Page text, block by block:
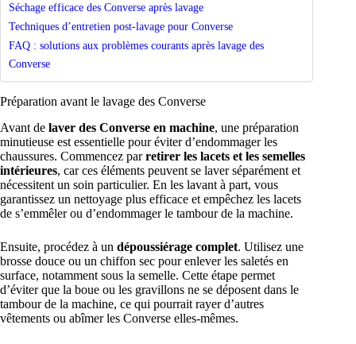
Séchage efficace des Converse après lavage
Techniques d’entretien post-lavage pour Converse
FAQ : solutions aux problèmes courants après lavage des
Converse
Préparation avant le lavage des Converse
Avant de laver des Converse en machine, une préparation
minutieuse est essentielle pour éviter d’endommager les
chaussures. Commencez parretirer les lacets et les semelles
intérieures, car ces éléments peuvent se laver séparément et
nécessitent un soin particulier. En les lavant à part, vous
garantissez un nettoyage plus efficace et empêchez les lacets
de s’emmêler ou d’endommager le tambour de la machine.
Ensuite, procédez à un dépoussiérage complet. Utilisez une
brosse douce ou un chiffon sec pour enlever les saletés en
surface, notamment sous la semelle. Cette étape permet
d’éviter que la boue ou les gravillons ne se déposent dans le
tambour de la machine, ce qui pourrait rayer d’autres
vêtements ou abîmer les Converse elles-mêmes.